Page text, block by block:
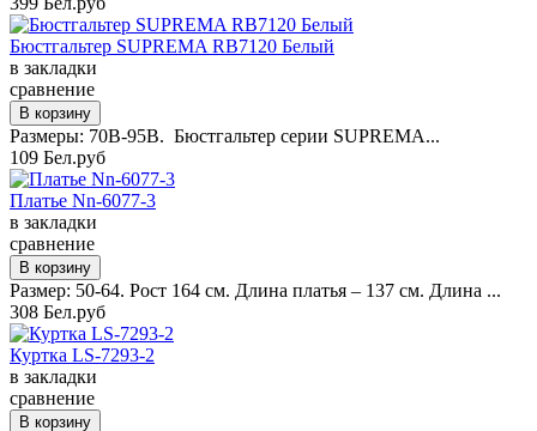
Бюстгальтер SUPREMA RB7120 Белый
в закладки
сравнение
Размеры: 70B-95B. Бюстгальтер серии SUPREMA...
109 Бел.руб
Платье Nn-6077-3
в закладки
сравнение
Размер: 50-64. Рост 164 см. Длина платья – 137 см. Длина ...
308 Бел.руб
Куртка LS-7293-2
в закладки
сравнение